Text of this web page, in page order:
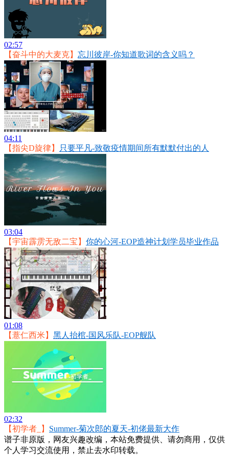
02:57
【奋斗中的大麦克】 忘川彼岸-你知道歌词的含义吗？
04:11
【指尖D旋律】
只要平凡-致敬疫情期间所有默默付出的人
03:04
【宇宙霹雳无敌二宝】 你的心河-EOP造神计划学员毕业作品
01:08
【薏仁西米】 黑人抬棺-国风乐队-EOP舰队
02:32
【初学者_】 Summer-菊次郎的夏天-初佬最新大作
谱子非原版，网友兴趣改编，本站免费提供、请勿商用，仅供
个人学习交流使用，禁止去水印转载。